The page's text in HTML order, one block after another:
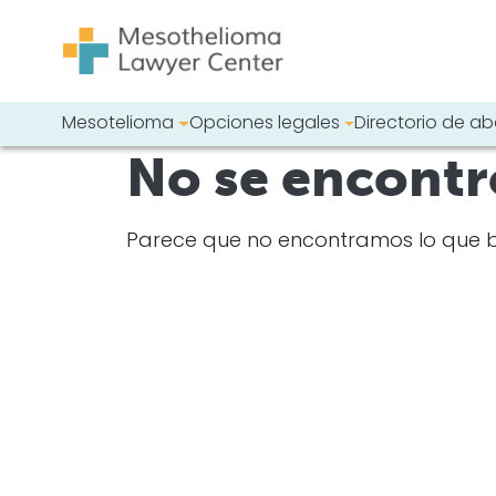
Navegación principal
Mesotelioma Opciones legales Directorio de
Busque en
No se
Parece que no encontramos lo que